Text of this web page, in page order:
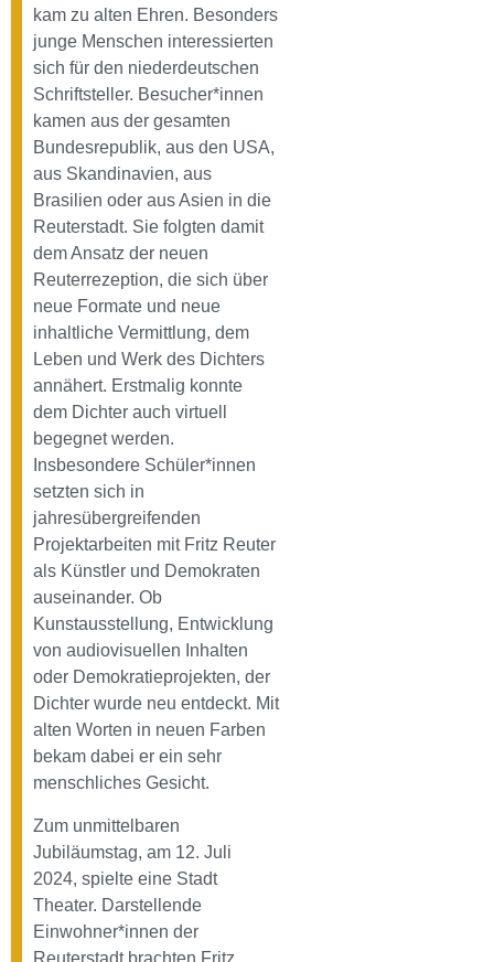
kam zu alten Ehren. Besonders
junge Menschen interessierten
sich für den niederdeutschen
Schriftsteller. Besucher*innen
kamen aus der gesamten
Bundesrepublik, aus den USA,
aus Skandinavien, aus
Brasilien oder aus Asien in die
Reuterstadt. Sie folgten damit
dem Ansatz der neuen
Reuterrezeption, die sich über
neue Formate und neue
inhaltliche Vermittlung, dem
Leben und Werk des Dichters
annähert. Erstmalig konnte
dem Dichter auch virtuell
begegnet werden.
Insbesondere Schüler*innen
setzten sich in
jahresübergreifenden
Projektarbeiten mit Fritz Reuter
als Künstler und Demokraten
auseinander. Ob
Kunstausstellung, Entwicklung
von audiovisuellen Inhalten
oder Demokratieprojekten, der
Dichter wurde neu entdeckt. Mit
alten Worten in neuen Farben
bekam dabei er ein sehr
menschliches Gesicht.
Zum unmittelbaren
Jubiläumstag, am 12. Juli
2024, spielte eine Stadt
Theater. Darstellende
Einwohner*innen der
Reuterstadt brachten Fritz